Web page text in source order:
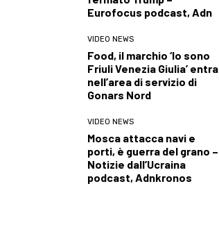
Eurofocus podcast, Adn
VIDEO NEWS
Food, il marchio ‘Io sono
Friuli Venezia Giulia’ entra
nell’area di servizio di
Gonars Nord
VIDEO NEWS
Mosca attacca navi e
porti, è guerra del grano –
Notizie dall’Ucraina
podcast, Adnkronos